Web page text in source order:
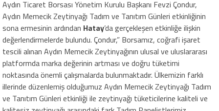
Aydın Ticaret Borsası Yönetim Kurulu Başkanı Fevzi Çondur,
Aydın Memecik Zeytinyağı Tadım ve Tanıtım Günleri etkinliğinin
sona ermesinin ardından Hatay’da gerçekleşen etkinliğe ilişkin
değerlendirmelerde bulundu. Çondur,” Borsamız, coğrafi işaret
tescili alınan Aydın Memecik Zeytinyağının ulusal ve uluslararası
platformda marka değerinin artması ve doğru tüketimi
noktasında önemli çalışmalarda bulunmaktadır. Ülkemizin farklı
illerinde düzenlemiş olduğumuz Aydın Memecik Zeytinyağı Tadım
ve Tanıtım Günleri etkinliği ile zeytinyağı tüketicilerine kaliteli ve